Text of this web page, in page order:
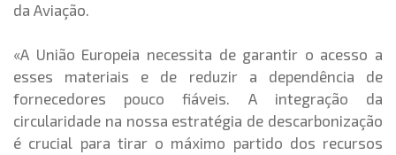
da Aviação.
«A União Europeia necessita de garantir o acesso a
esses materiais e de reduzir a dependência de
fornecedores pouco fiáveis. A integração da
circularidade na nossa estratégia de descarbonização
é crucial para tirar o máximo partido dos recursos